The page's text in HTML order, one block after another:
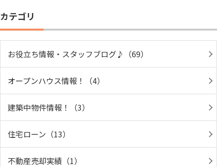
カテゴリ
お役立ち情報・スタッフブログ♪（69）
オープンハウス情報！（4）
建築中物件情報！（3）
住宅ローン（13）
不動産売却実績（1）